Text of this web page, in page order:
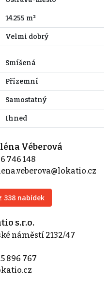
14.255 m²
Velmi dobrý
Smíšená
Přízemní
Samostatný
Ihned
Véberová
746 148
338 nabídek
s.r.o.
náměstí 2132/47
896 767